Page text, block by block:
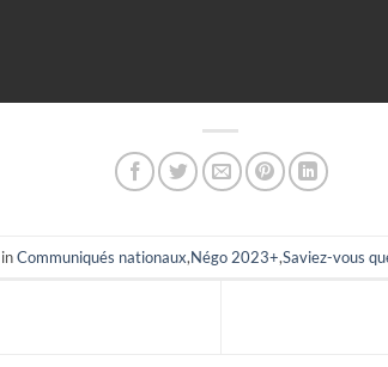
inCommuniqués nationaux,Négo 2023+,Saviez-vous